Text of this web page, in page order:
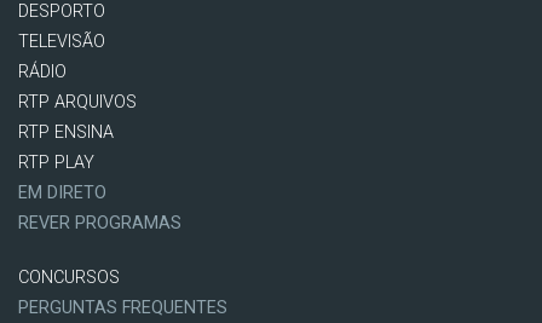
DESPORTO
TELEVISÃO
RÁDIO
RTP ARQUIVOS
RTP ENSINA
RTP PLAY
EM DIRETO
REVER PROGRAMAS
CONCURSOS
PERGUNTAS FREQUENTES